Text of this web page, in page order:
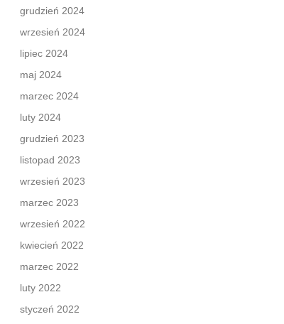
grudzień 2024
wrzesień 2024
lipiec 2024
maj 2024
marzec 2024
luty 2024
grudzień 2023
listopad 2023
wrzesień 2023
marzec 2023
wrzesień 2022
kwiecień 2022
marzec 2022
luty 2022
styczeń 2022